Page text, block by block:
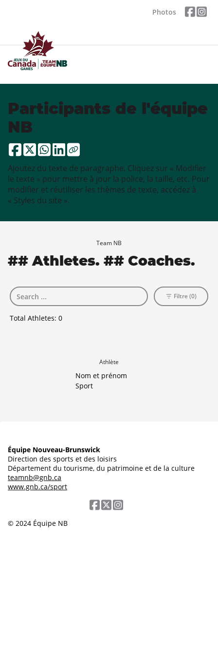
Photos
Participants de l'équipe
NB
Ajoutez du texte de paragraphe. Cliquez sur « Modifier
le texte » pour mettre à jour la police, la taille, etc. Pour
modifier et réutiliser les thèmes de texte, accédez à
« Styles du site ».
Team NB
## Athletes. ## Coaches.
Total Athletes: 0
Filtre (0)
Athlète
Nom et prénom
Sport
Équipe Nouveau-Brunswick
Direction des sports et des loisirs
Département du tourisme, du patrimoine et de la culture
teamnb@gnb.ca
www.gnb.ca/sport
© 2024 Équipe NB